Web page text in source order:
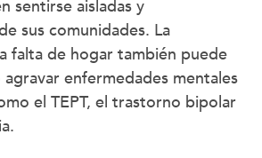
sentirse aisladas y
sus comunidades. La
falta de hogar también puede
enfermedades mentales
el TEPT, el trastorno bipolar